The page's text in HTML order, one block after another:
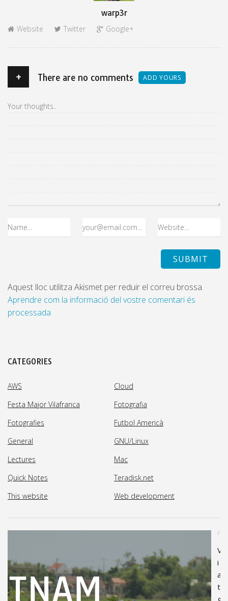
warp3r
Website
Twitter Google+
+ There are no comments ADD YOURS
Aquest lloc utilitza Akismet per reduir el correu brossa.
Aprendre com la informació del vostre comentari és
processada
CATEGORIES
AWS
Cloud
Festa Major Vilafranca
Fotografia
Fotografies
Futbol Americà
General
GNU/Linux
Lectures
Mac
Quick Notes
Teradisk.net
This website
Web development
V
i
a
t
g